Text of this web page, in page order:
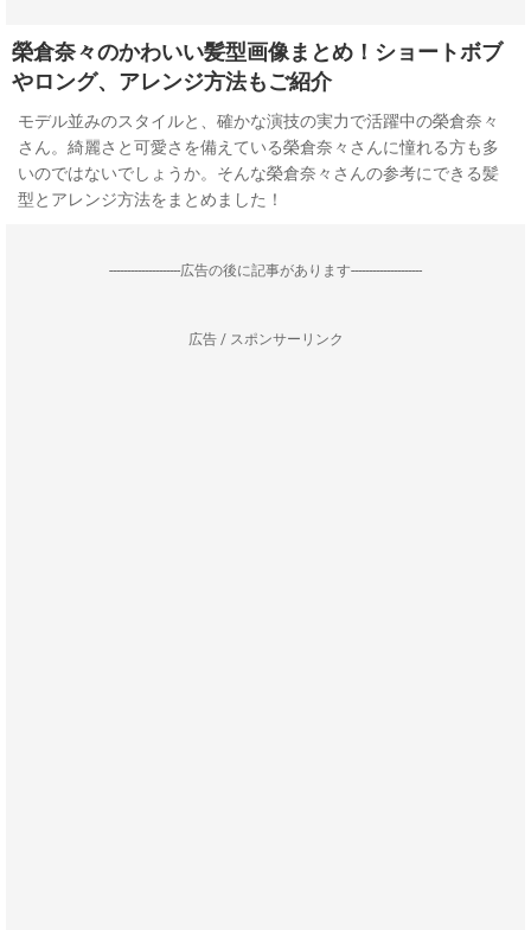
榮倉奈々のかわいい髪型画像まとめ！ショートボブ
やロング、アレンジ方法もご紹介
モデル並みのスタイルと、確かな演技の実力で活躍中の榮倉奈々
さん。綺麗さと可愛さを備えている榮倉奈々さんに憧れる方も多
いのではないでしょうか。そんな榮倉奈々さんの参考にできる髪
型とアレンジ方法をまとめました！
--------------------広告の後に記事があります--------------------
広告 / スポンサーリンク